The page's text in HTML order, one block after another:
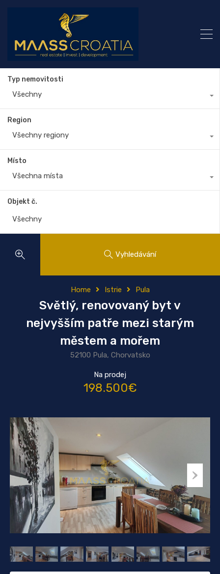
Typ nemovitosti
Všechny
Region
Všechny regiony
Místo
Všechna místa
Objekt č.
Vyhledávání
Home Istrie Pula
Světlý, renovovaný byt v
nejvyšším patře mezi starým
městem a mořem
52100 Pula, Chorvatsko
Na prodej
198.500€